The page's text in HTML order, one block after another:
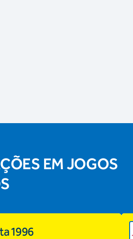
EM JOGOS
1996